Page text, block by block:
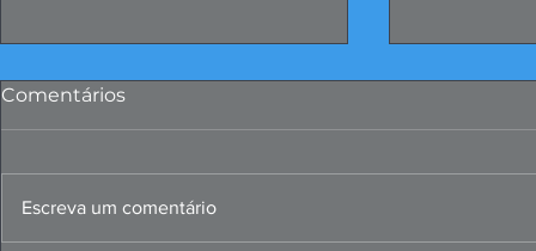
Comentários
Escreva um comentário